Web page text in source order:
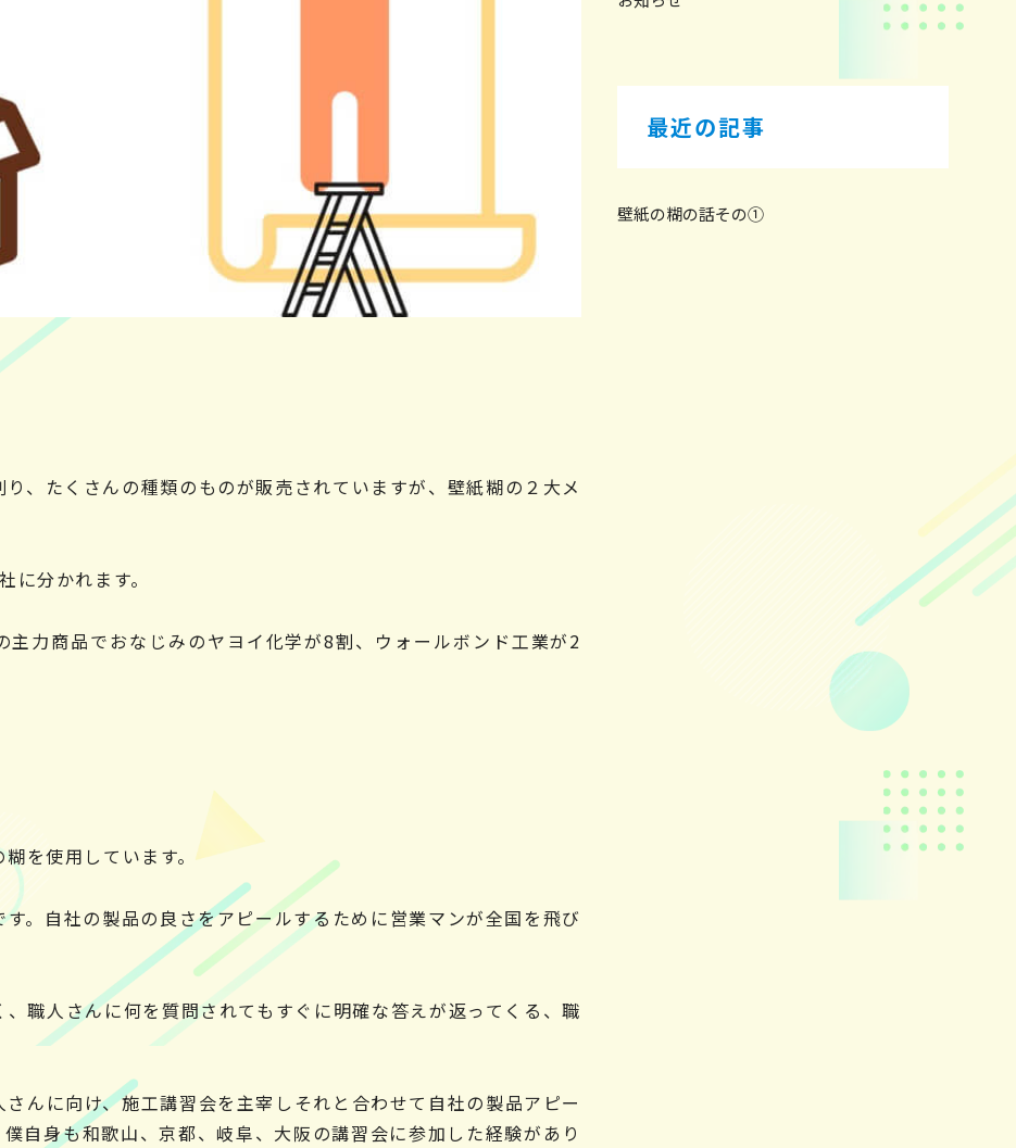
、たくさんの種類のものが販売されていますが、壁紙糊の２大メ
分かれます。
力商品でおなじみのヤヨイ化学が8割、ウォールボンド工業が2
を使用しています。
。自社の製品の良さをアピールするために営業マンが全国を飛び
職人さんに何を質問されてもすぐに明確な答えが返ってくる、職
んに向け、施工講習会を主宰しそれと合わせて自社の製品アピー
自身も和歌山、京都、岐阜、大阪の講習会に参加した経験があり
最近の記事
壁紙の糊の話その①